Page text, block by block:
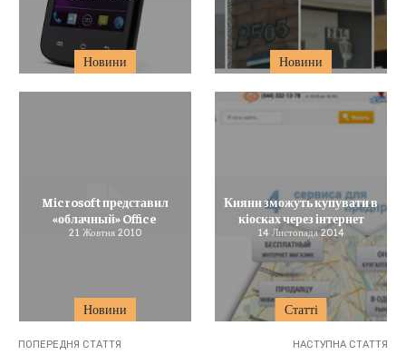
Новини Новини
Новини
Microsoft представил
«облачный» Office
21 Жовтня 2010
Статті
Кияни зможуть купувати в
кіосках через інтернет
14 Листопада 2014
ПОПЕРЕДНЯ СТАТТЯ НАСТУПНА СТАТТЯ